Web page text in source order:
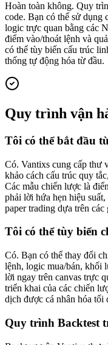
Hoàn toàn không. Quy
code. Bạn có thể sử dụng
logic trực quan bằng các
điểm vào/thoát lệnh và
có thể tùy biến cấu trúc
thống tự động hóa từ đầu.
Quy trình vận
Tôi có thể bắt đầu
Có. Vantixs cung cấp thư
khảo cách cấu trúc quy
Các mẫu chiến lược là
phải lời hứa hẹn hiệu
paper trading dựa trên
Tôi có thể tùy biến
Có. Bạn có thể thay đổi
lệnh, logic mua/bán, khối
lời ngay trên canvas trực
triển khai của các chiến
dịch được cá nhân hóa tối
Quy trình Backtest